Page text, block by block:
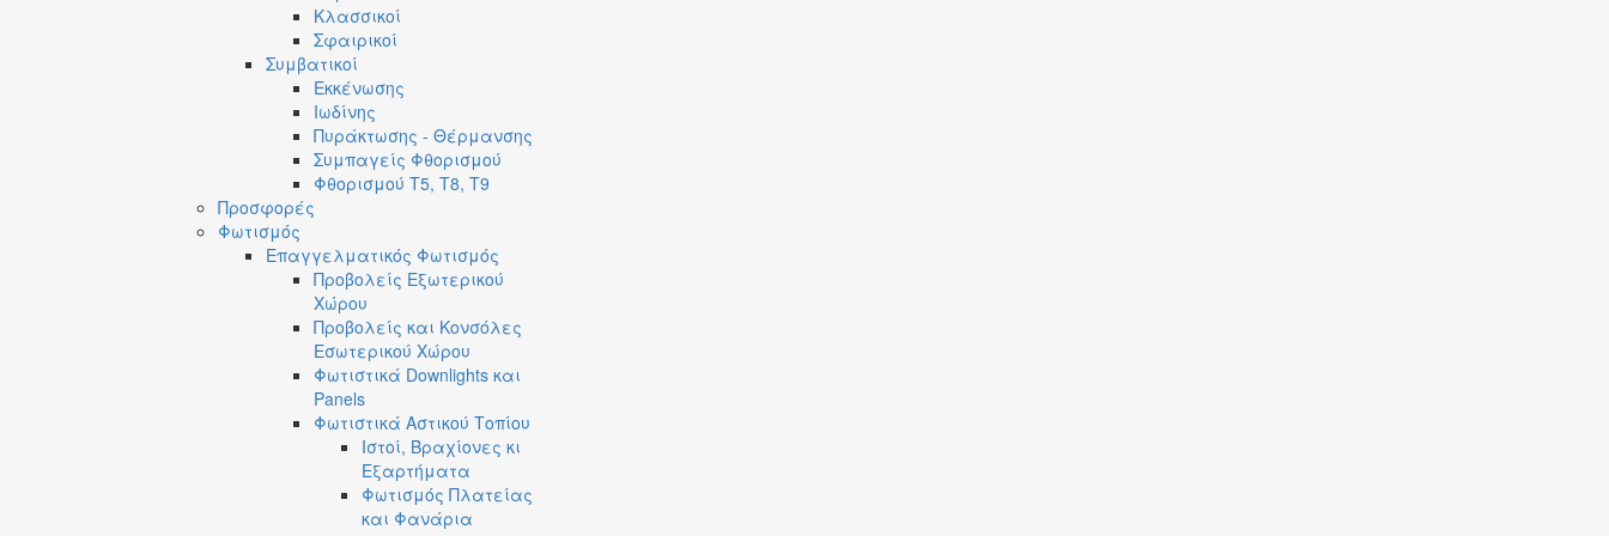
Κλασσικοί
Σφαιρικοί
Συμβατικοί
Εκκένωσης
Ιωδίνης
Πυράκτωσης - Θέρμανσης
Συμπαγείς Φθορισμού
Φθορισμού T5, T8, T9
Προσφορές
Φωτισμός
Επαγγελματικός Φωτισμός
Προβολείς Εξωτερικού
Χώρου
Προβολείς και Κονσόλες
Εσωτερικού Χώρου
Φωτιστικά Downlights και
Panels
Φωτιστικά Αστικού Τοπίου
Ιστοί, Βραχίονες κι
Εξαρτήματα
Φωτισμός Πλατείας
και Φανάρια